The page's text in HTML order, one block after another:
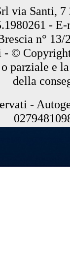
via Santi, 7
-
n°
©
parziale e
della
-